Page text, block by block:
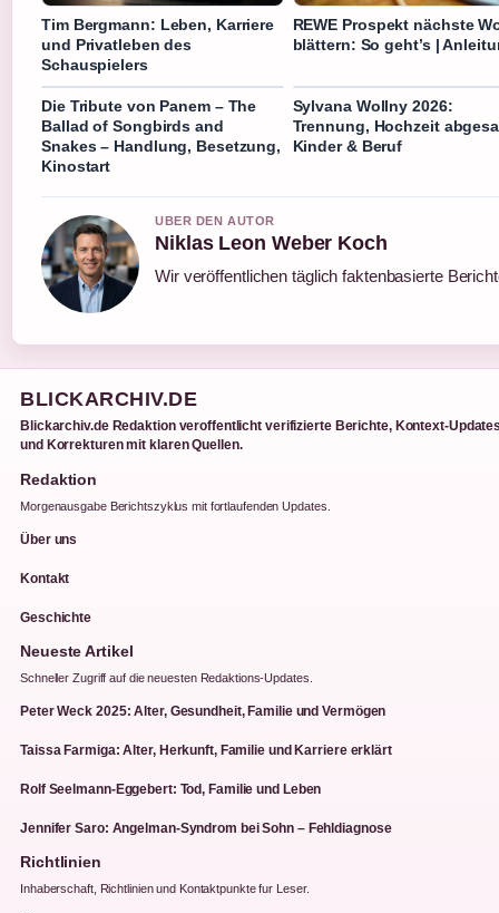
Tim Bergmann: Leben, Karriere
und Privatleben des
Schauspielers
REWE Prospekt nächste
blättern: So geht’s |
Die Tribute von Panem – The
Ballad of Songbirds and
Snakes – Handlung, Besetzung,
Kinostart
Sylvana Wollny 2026:
Trennung, Hochzeit
Kinder & Beruf
UBER DEN AUTOR
Niklas Leon Weber Koch
Wir veröffentlichen täglich faktenbasierte
BLICKARCHIV.DE
Blickarchiv.de Redaktion veroffentlicht verifizierte Berichte, Kontext-
und Korrekturen mit klaren Quellen.
Redaktion
Morgenausgabe Berichtszyklus mit fortlaufenden Updates.
Über uns
Kontakt
Geschichte
Neueste Artikel
Schneller Zugriff auf die neuesten Redaktions-Updates.
Peter Weck 2025: Alter, Gesundheit, Familie und Vermögen
Taissa Farmiga: Alter, Herkunft, Familie und Karriere erklärt
Rolf Seelmann-Eggebert: Tod, Familie und Leben
Jennifer Saro: Angelman-Syndrom bei Sohn – Fehldiagnose
Richtlinien
Inhaberschaft, Richtlinien und Kontaktpunkte fur Leser.